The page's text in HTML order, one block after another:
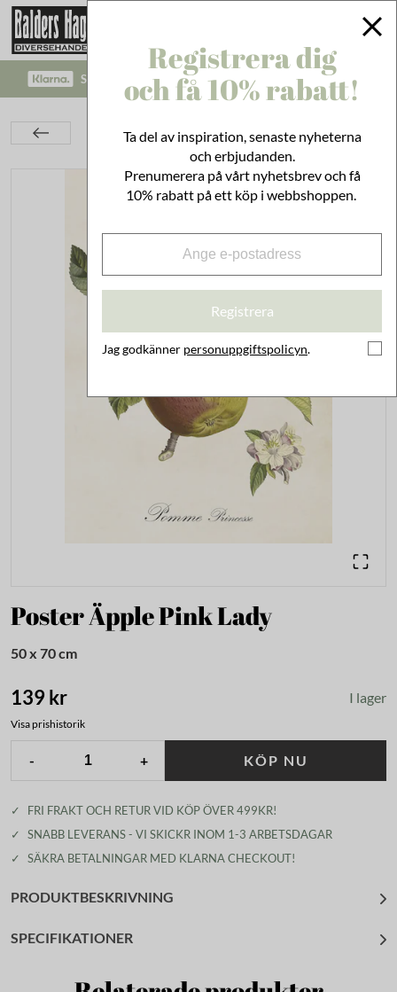
SÄKRA BETALNINGAR MED KLARNA CHECKOUT!
Poster Äpple Pink Lady
Poster Äpple Pink Lady
50 x 70 cm
139 kr I lager
Visa prishistorik
- + KÖP NU
✓
FRI FRAKT OCH RETUR VID KÖP ÖVER 499KR!
✓
SNABB LEVERANS - VI SKICKR INOM 1-3 ARBETSDAGAR
✓
SÄKRA BETALNINGAR MED KLARNA CHECKOUT!
PRODUKTBESKRIVNING
SPECIFIKATIONER
Registrera dig
och få 10% rabatt!
Ta del av inspiration, senaste nyheterna
och erbjudanden.
Prenumerera på vårt nyhetsbrev och få
10% rabatt på ett köp i webbshoppen.
Registrera
Jag godkänner personuppgiftspolicyn.